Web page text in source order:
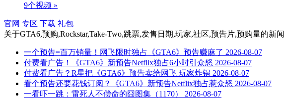
9个视频 »
官网 专区 下载 礼包
关于GTA6,预购,Rockstar,Take-Two,跳票,发售日期,玩家,社区,预告片,预购量的新闻
一个预告=百万销量！网飞限时独占《GTA6》预告赚麻了 2026-08-07
付费看广告！《GTA6》新预告Netflix独占6小时引众怒 2026-08-07
付费看广告？R星把《GTA6》预告卖给网飞 玩家炸锅 2026-08-07
看个预告还要花钱订阅？《GTA6》新预告Netflix独占惹众怒 2026-08-07
一看吓一跳：雷死人不偿命的囧图集（1170）
2026-08-07